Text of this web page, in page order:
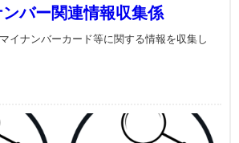
ンバー関連情報収集係
イナンバーカード等に関する情報を収集し